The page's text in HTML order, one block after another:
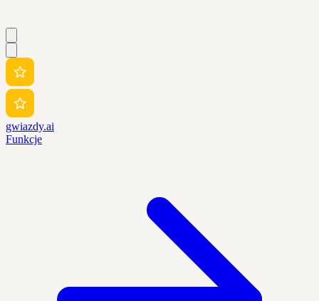
gwiazdy.ai
Funkcje